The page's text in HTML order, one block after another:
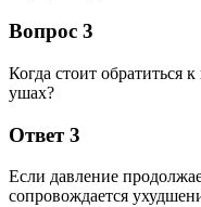
Вопрос 3
Когда стоит обратиться
ушах?
Ответ 3
Если давление
сопровождается